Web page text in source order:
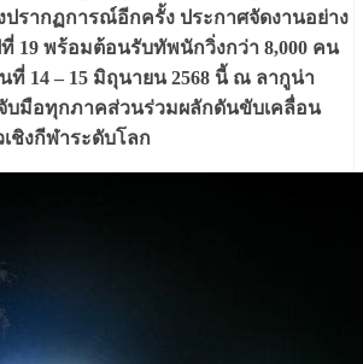
ปรากฏการณ์อีกครั้ง ประกาศจัดงานอย่าง
19 พร้อมต้อนรับทัพนักวิ่งกว่า 8,000 คน
ที่ 14 – 15 มิถุนายน 2568 นี้ ณ ลากูน่า
บมือทุกภาคส่วนร่วมผลักดันขับเคลื่อน
เชิงกีฬาระดับโลก